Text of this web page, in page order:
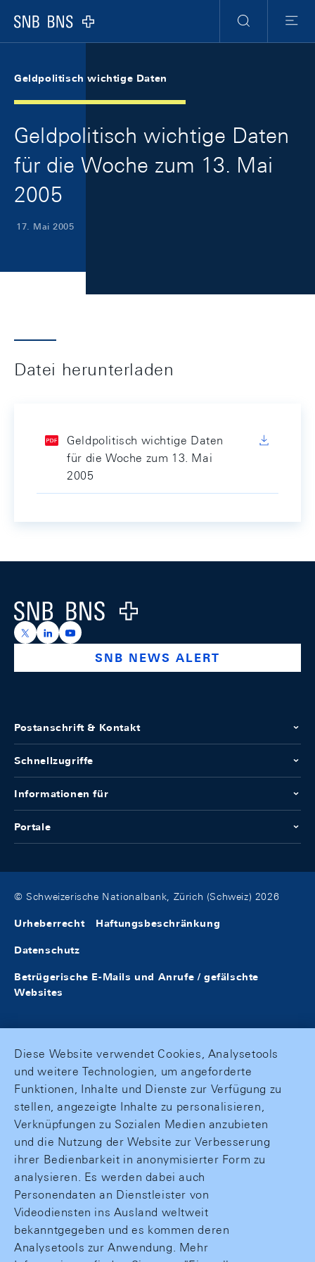
Logo
Suche
Menu
Geldpolitisch wichtige Daten
Geldpolitisch wichtige Daten
für die Woche zum 13. Mai
2005
17. Mai 2005
Datei herunterladen
Geldpolitisch wichtige Daten
für die Woche zum 13. Mai
2005
Logo
https://x.com/snb_bns
https://ch.linkedin.com/company/swiss-national-
https://www.youtube.com/@swissnationalbank
SNB NEWS ALERT
Postanschrift & Kontakt
Schnellzugriffe
Informationen für
Portale
© Schweizerische Nationalbank, Zürich (Schweiz) 2026
Urheberrecht Haftungsbeschränkung
Datenschutz
Betrügerische E-Mails und Anrufe / gefälschte
Websites
Diese Website verwendet Cookies, Analysetools
und weitere Technologien, um angeforderte
Funktionen, Inhalte und Dienste zur Verfügung zu
stellen, angezeigte Inhalte zu personalisieren,
Verknüpfungen zu Sozialen Medien anzubieten
und die Nutzung der Website zur Verbesserung
ihrer Bedienbarkeit in anonymisierter Form zu
analysieren. Es werden dabei auch
Personendaten an Dienstleister von
Videodiensten ins Ausland weltweit
bekanntgegeben und es kommen deren
Analysetools zur Anwendung. Mehr